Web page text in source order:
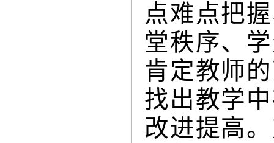
点难点把
堂秩序、
肯定教师
找出教学
改进提高